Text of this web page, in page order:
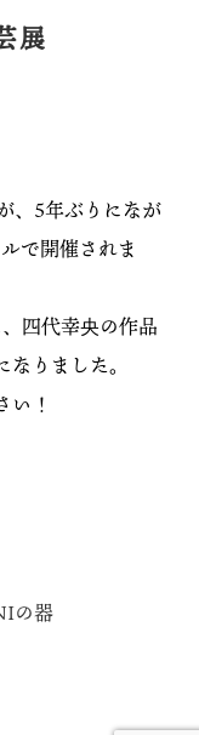
展
、5年ぶりになが
で開催されま
四代幸央の作品
りました。
い！
の器